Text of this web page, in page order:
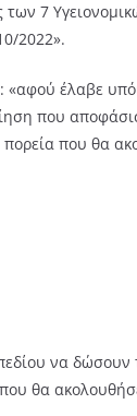
7
2022».
έλαβε
που
που θα
να
θα